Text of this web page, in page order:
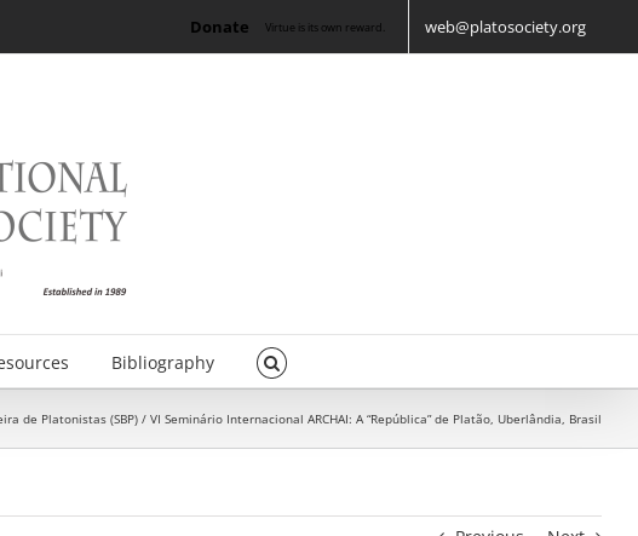
Donate Virtue is its own reward. web@platosociety.org
Bibliography
Platonistas (SBP) / VI Seminário Internacional ARCHAI: A “República” de Platão, Uberlândia, Brasil